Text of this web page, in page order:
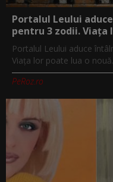
Portalul Leului
pentru 3 zodii. Viața
Portalul Leului aduce
Viața lor poate lua o
PeRoz.ro